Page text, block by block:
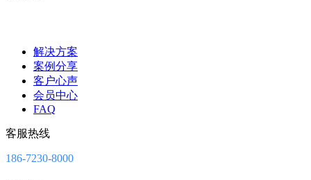
解决方案
案例分享
客户心声
会员中心
FAQ
客服热线
186-7230-8000